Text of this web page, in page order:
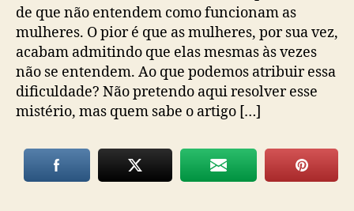
de que não entendem como funcionam as
mulheres. O pior é que as mulheres, por sua vez,
acabam admitindo que elas mesmas às vezes
não se entendem. Ao que podemos atribuir essa
dificuldade? Não pretendo aqui resolver esse
mistério, mas quem sabe o artigo […]